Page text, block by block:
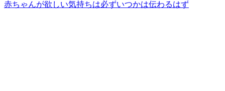
赤ちゃんが欲しい気持ちは必ずいつかは伝わるはず